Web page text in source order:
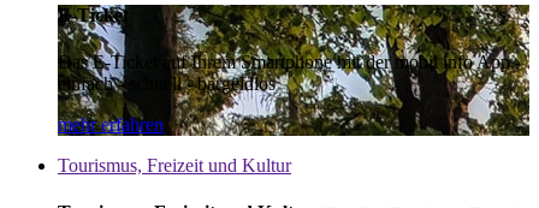
E-Ticket
Das E-Ticket auf Ihrem Smartphone mit der mobil info App -
einfach - schnell - bargeldlos
mehr erfahren
Tourismus, Freizeit und Kultur